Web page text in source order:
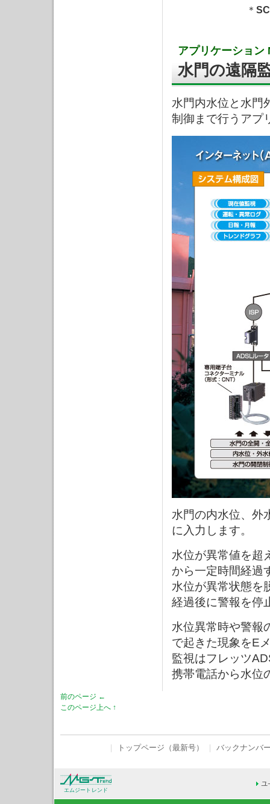
＊
アプリケーション
水門の遠隔
水門内水位と水門
制御まで行うアプ
水門の内水位、外
に入力します。
水位が異常値を超
から一定時間経過
水位が異常状態を
経過後に警報を停
水位異常時や警報
で起きた現象をE
監視はフレッツ
携帯電話から水位
前のページ ←
このページ上へ ↑
トップページ（最新号） バックナンバ
エムジートレンド